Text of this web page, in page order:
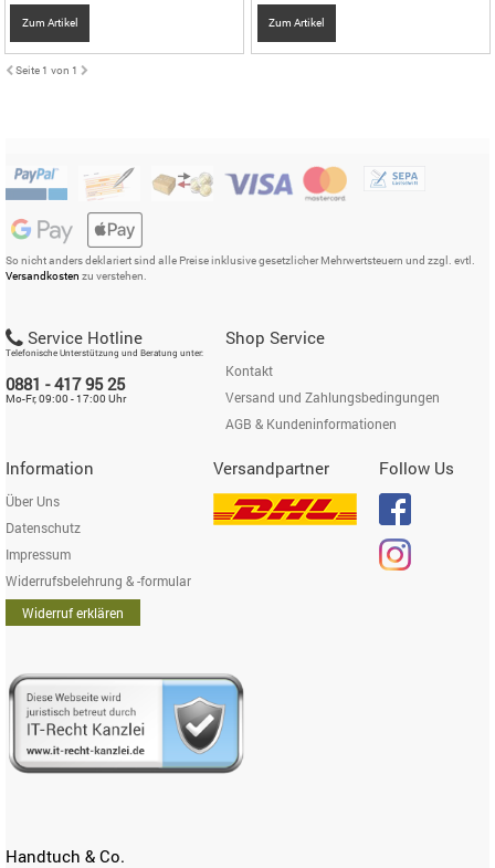
Zum Artikel Zum Artikel
Seite 1 von 1
So nicht anders deklariert sind alle Preise inklusive gesetzlicher Mehrwertsteuern und zzgl. evtl.
Versandkosten zu verstehen.
Service Hotline
Telefonische Unterstützung und Beratung unter:
0881 - 417 95 25
Mo-Fr, 09:00 - 17:00 Uhr
Shop Service
Kontakt
Versand und Zahlungsbedingungen
AGB & Kundeninformationen
Information
Über Uns
Datenschutz
Impressum
Widerrufsbelehrung & -formular
Widerruf erklären
Versandpartner Follow Us
Handtuch & Co.